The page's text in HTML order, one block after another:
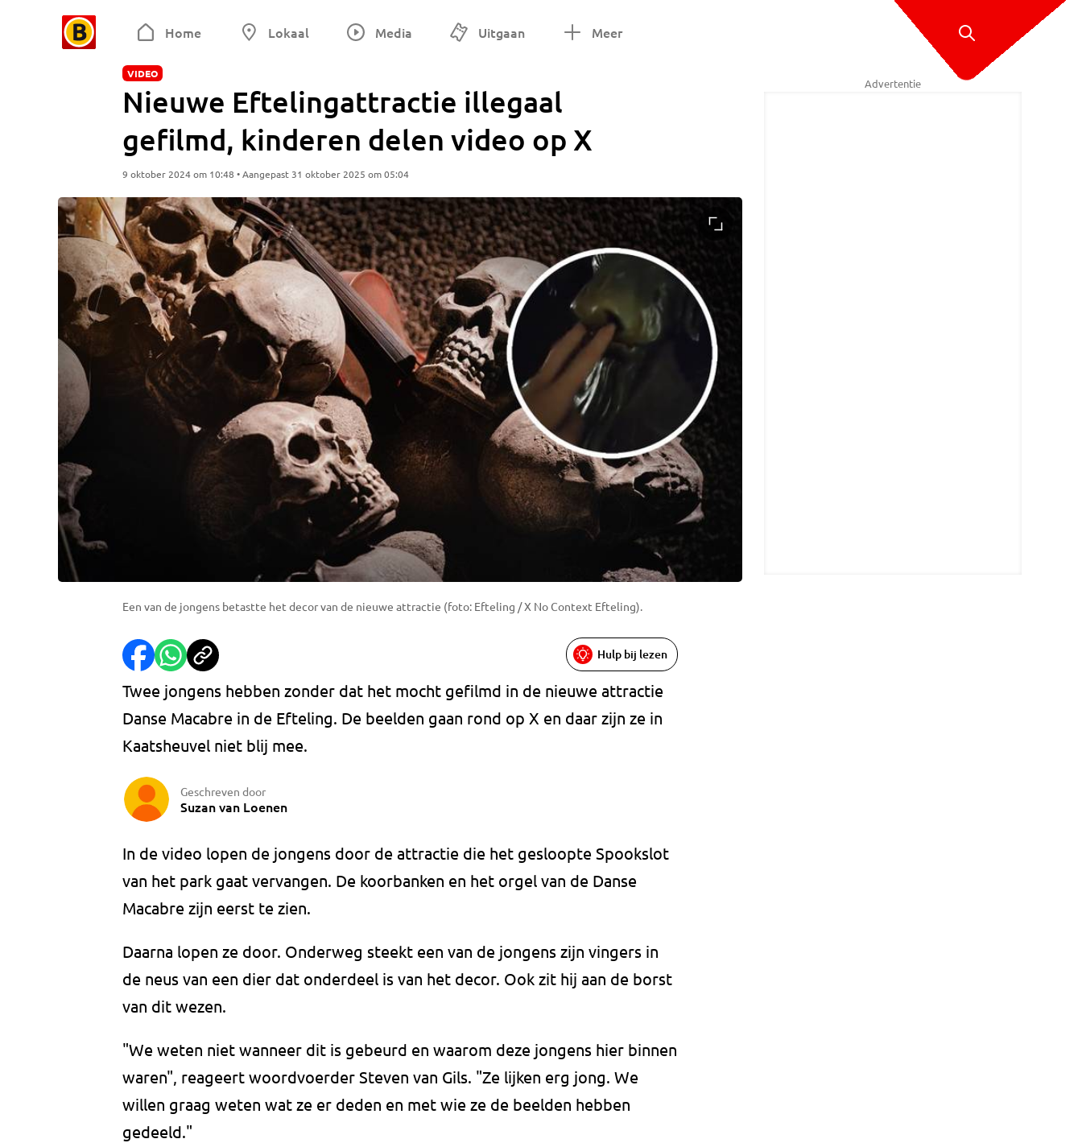
Home Lokaal Media Uitgaan Meer
VIDEO
Nieuwe Eftelingattractie illegaal
gefilmd, kinderen delen video op X
9 oktober 2024 om 10:48 • Aangepast 31 oktober 2025 om 05:04
Een van de jongens betastte het decor van de nieuwe attractie (foto: Efteling / X No Context Efteling).
Hulp bij lezen
Twee jongens hebben zonder dat het mocht gefilmd in de nieuwe attractie
Danse Macabre in de Efteling. De beelden gaan rond op X en daar zijn ze in
Kaatsheuvel niet blij mee.
Geschreven door
Suzan van Loenen
In de video lopen de jongens door de attractie die het gesloopte Spookslot
van het park gaat vervangen. De koorbanken en het orgel van de Danse
Macabre zijn eerst te zien.
Daarna lopen ze door. Onderweg steekt een van de jongens zijn vingers in
de neus van een dier dat onderdeel is van het decor. Ook zit hij aan de borst
van dit wezen.
"We weten niet wanneer dit is gebeurd en waarom deze jongens hier binnen
waren", reageert woordvoerder Steven van Gils. "Ze lijken erg jong. We
willen graag weten wat ze er deden en met wie ze de beelden hebben
gedeeld."
Advertentie